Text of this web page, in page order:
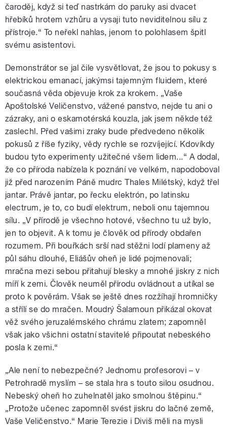
čaroděj, když si teď nastrkám do paruky asi dvacet
hřebíků hrotem vzhůru a vysaji tuto neviditelnou sílu z
přístroje.“ To neřekl nahlas, jenom to polohlasem špitl
svému asistentovi.
Demonstrátor se jal čile vysvětlovat, že jsou to pokusy s
elektrickou emanací, jakýmsi tajemným fluidem, které
současná věda objevuje krok za krokem. „Vaše
Apoštolské Veličenstvo, vážené panstvo, nejde tu ani o
zázraky, ani o eskamotérská kouzla, jak jsem někde též
zaslechl. Před vašimi zraky bude předvedeno několik
pokusů z říše fyziky, vědy rychle se rozvíjející. Kdovíkdy
budou tyto experimenty užitečné všem lidem...“ A dodal,
že co příroda nabízela k poznání ve velkém, napodoboval
již před narozením Páně mudrc Thales Milétský, když třel
jantar. Právě jantar, po řecku elektrón, po latinsku
electrum, je to, co budí elektrum, neboli onu tajemnou
sílu. „V přírodě je všechno hotové, všechno tu už bylo,
jen to objevit. A k tomu je člověk od přírody obdařen
rozumem. Při bouřkách srší nad stěžni lodí plameny až
půl sáhu dlouhé, Eliášův oheň je lidé pojmenovali;
mračna mezi sebou přitahují blesky a mnohé jiskry z nich
míří k zemi. Člověk neuměl přírodu ovládnout a utíkal se
proto k pověrám. Však se ještě dnes rozžíhají hromničky
a střílí se do mračen. Moudrý Šalamoun přikázal okovat
věž svého jeruzalémského chrámu zlatem; zapomněl
však jako všichni ostatní stavitelé připoutat nebeského
posla k zemi.“
„Ale není to nebezpečné? Jednomu profesorovi – v
Petrohradě myslím – se stala hra s touto silou osudnou.
Nebeský oheň ho zuhelnatěl jako smolnou štěpinu.“
„Protože učenec zapomněl svést jiskru do lačné země,
Vaše Veličenstvo.“ Marie Terezie i Diviš měli na mysli